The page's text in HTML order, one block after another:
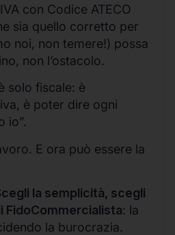
con Codice ATECO
sia quello corretto per
noi, non temere!) possa
non l’ostacolo.
solo fiscale: è
è poter dire ogni
io”.
E ora può essere la
la semplicità, scegli
FidoCommercialista: la
la burocrazia.